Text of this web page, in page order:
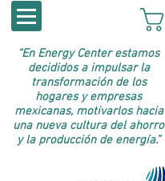
“En Energy Center estamos
decididos a impulsar la
transformación de los
hogares y empresas
mexicanas, motivarlos hacia
una nueva cultura del ahorro
y la producción de energía.”